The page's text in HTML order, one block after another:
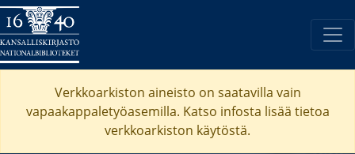
Verkkoarkiston aineisto on saatavilla vain
vapaakappaletyöasemilla. Katso infosta lisää tietoa
verkkoarkiston käytöstä.